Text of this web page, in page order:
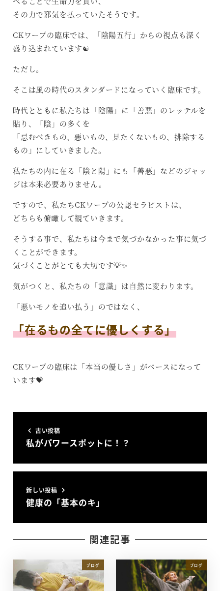
その力で邪気を払っていたそうです。
CKワープの臨床では、「陰陽五行」からの視点も深く
盛り込まれています☯️
ただし。
そこは風の時代のスタンダードになっていく臨床です。
時代とともに私たちは「陰陽」に「善悪」のレッテルを
貼り、「陰」の多くを
「忌むべきもの、悪いもの、見たくないもの、排除する
もの」にしていきました。
私たちの内に在る「陰と陽」にも「善悪」などのジャッ
ジは本来必要ありません。
ですので、私たちCKワープの公認セラピストは、
どちらも俯瞰して観ていきます。
そうする事で、私たちは今まで気づかなかった事に気づ
くことができます。
気づくことがとても大切です💡✨
気がつくと、私たちの「意識」は自然に変わります。
「悪いモノを追い払う」のではなく、
「在るもの全てに優しくする」
CKワープの臨床は「本当の優しさ」がベースになって
います💝
古い投稿
私がパワースポットに！？
新しい投稿
健康の「基本のキ」
関連記事
ブログ ブログ